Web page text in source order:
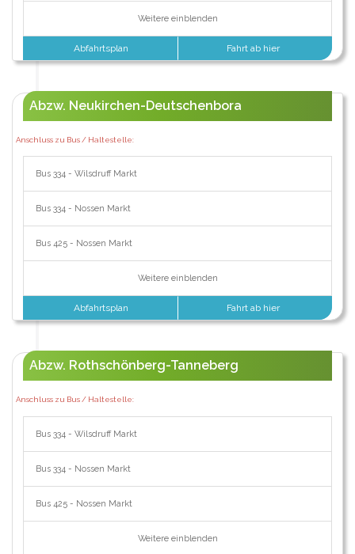
Weitere einblenden
Abfahrtsplan Fahrt ab hier
Abzw. Neukirchen-Deutschenbora
Anschluss zu Bus / Haltestelle:
Bus 334 - Wilsdruff Markt
Bus 334 - Nossen Markt
Bus 425 - Nossen Markt
Weitere einblenden
Abfahrtsplan Fahrt ab hier
Abzw. Rothschönberg-Tanneberg
Anschluss zu Bus / Haltestelle:
Bus 334 - Wilsdruff Markt
Bus 334 - Nossen Markt
Bus 425 - Nossen Markt
Weitere einblenden